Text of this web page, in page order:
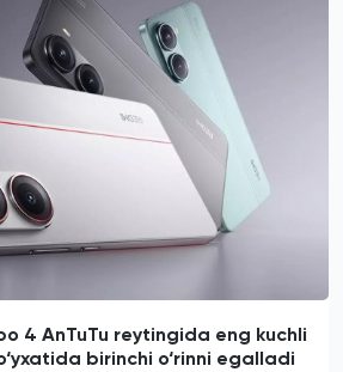
4 AnTuTu reytingida eng kuchli
birinchi o‘rinni egalladi